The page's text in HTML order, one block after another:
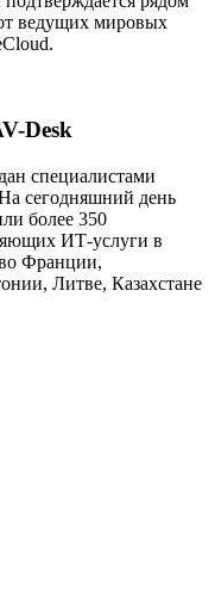
ведущих мировых
Desk
специалистами
сегодняшний день
более 350
ИТ-услуги в
Франции,
Литве, Казахстане